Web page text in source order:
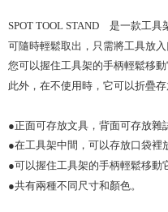
SPOT TOOL STAND 是一款工具
可隨時輕鬆取出，只需將工具放入
您可以握住工具架的手柄輕鬆移動
此外，在不使用時，它可以折疊存
●正面可存放文具，背面可存放雜
●在工具架中間，可以存放口袋裡
●可以握住工具架的手柄輕鬆移動
●共有兩種不同尺寸和顏色。